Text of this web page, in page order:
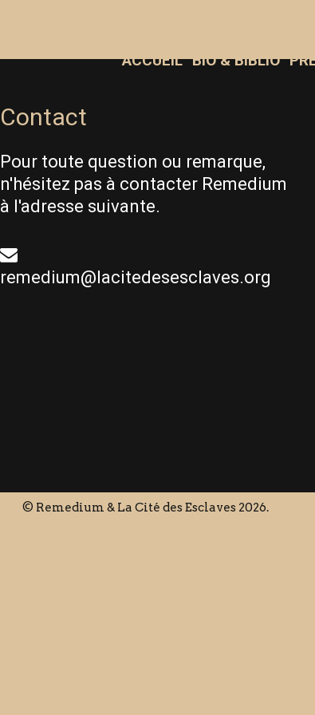
ACCUEIL BIO & BIBLIO
Contact
Pour toute question ou remarque,
n'hésitez pas à contacter Remedium
à l'adresse suivante.
remedium@lacitedesesclaves.org
© Remedium & La Cité des Esclaves 2026.